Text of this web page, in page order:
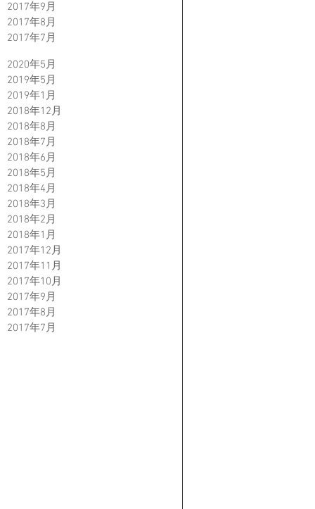
2017年9月
2017年8月
2017年7月
2020年5月
2019年5月
2019年1月
2018年12月
2018年8月
2018年7月
2018年6月
2018年5月
2018年4月
2018年3月
2018年2月
2018年1月
2017年12月
2017年11月
2017年10月
2017年9月
2017年8月
2017年7月